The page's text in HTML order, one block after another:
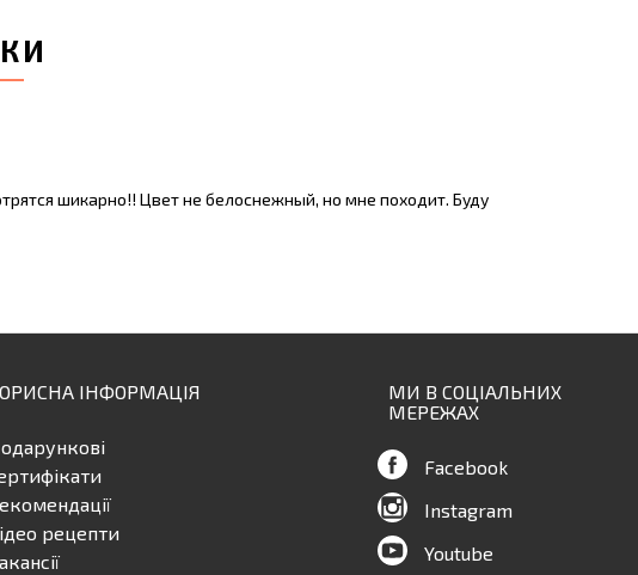
шикарно!! Цвет не белоснежный, но мне походит. Буду
ІНФОРМАЦІЯ
рецепти
МИ В СОЦІАЛЬНИХ
МЕРЕЖАХ
Facebook
Instagram
Youtube